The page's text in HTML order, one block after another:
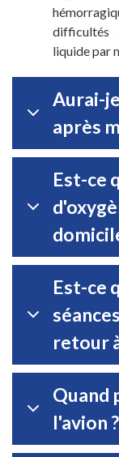
difficultés
liquide par
Aurai-
après
Est-ce
Est-ce
retour
Quand
l'avion ?